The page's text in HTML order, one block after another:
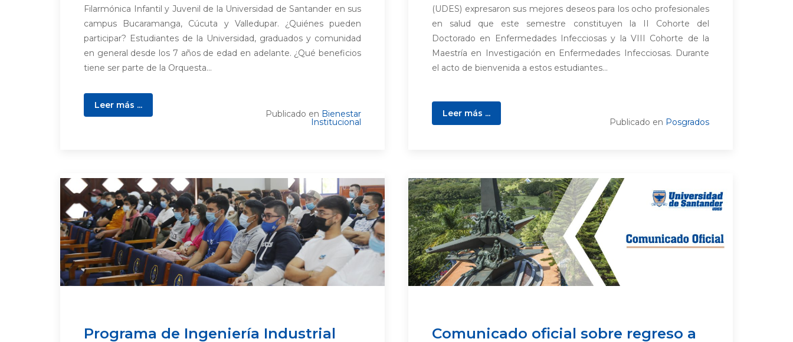
Filarmónica Infantil y Juvenil de la Universidad de Santander en sus
campus Bucaramanga, Cúcuta y Valledupar. ¿Quiénes pueden
participar? Estudiantes de la Universidad, graduados y comunidad
en general desde los 7 años de edad en adelante. ¿Qué beneficios
tiene ser parte de la Orquesta...
Leer más ...
Publicado en Bienestar
Institucional
(UDES) expresaron sus mejores deseos para los ocho profesionales
en salud que este semestre constituyen la II Cohorte del
Doctorado en Enfermedades Infecciosas y la VIII Cohorte de la
Maestría en Investigación en Enfermedades Infecciosas. Durante
el acto de bienvenida a estos estudiantes...
Leer más ...
Publicado en Posgrados
Programa de Ingeniería Industrial
Comunicado oficial sobre regreso a